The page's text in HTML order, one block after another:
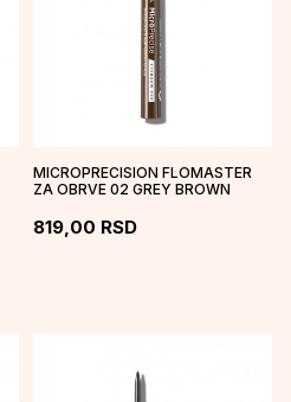
MICROPRECISION FLOMASTER
ZA OBRVE 02 GREY BROWN
819,00 RSD